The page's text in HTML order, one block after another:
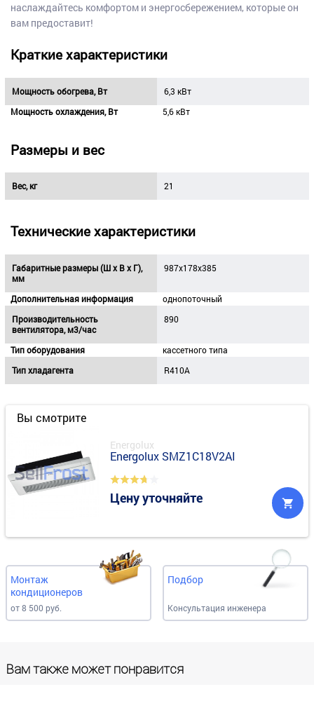
наслаждайтесь комфортом и энергосбережением, которые он
вам предоставит!
Краткие характеристики
Мощность обогрева, Вт
6,3 кВт
Мощность охлаждения, Вт
5,6 кВт
Размеры и вес
Вес, кг 21
Технические характеристики
Габаритные размеры (Ш х В х Г),
мм
987x178x385
Дополнительная информация
однопоточный
Производительность
вентилятора, м3/час
890
Тип оборудования
кассетного типа
Тип хладагента
R410A
Вы смотрите
Energolux
Energolux SMZ1C18V2AI
Цену уточняйте
Монтаж
кондиционеров
от 8 500 руб.
Подбор
Консультация инженера
Вам также может понравится